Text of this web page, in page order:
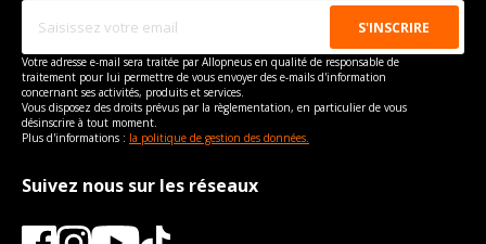
Votre adresse e-mail sera traitée par Allopneus en qualité de responsable de
traitement pour lui permettre de vous envoyer des e-mails d'information
concernant ses activités, produits et services.
Vous disposez des droits prévus par la règlementation, en particulier de vous
désinscrire à tout moment.
Plus d'informations : la politique de gestion des données.
Suivez nous sur les réseaux